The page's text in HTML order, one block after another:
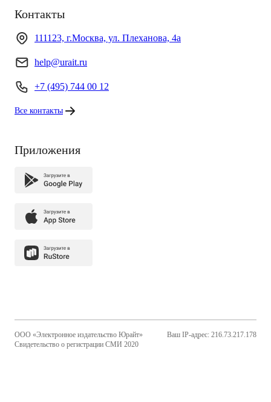
Контакты
111123, г.Москва, ул. Плеханова, 4а
help@urait.ru
+7 (495) 744 00 12
Все контакты
Приложения
ООО «Электронное издательство Юрайт»
Свидетельство о регистрации СМИ 2020
Ваш IP-адрес: 216.73.217.178